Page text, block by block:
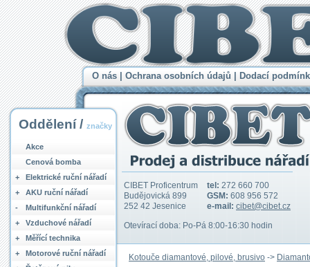
O nás Ochrana osobních údajů Dodací
CIBET Proficentrum
Budějovická 899
252 42 Jesenice
tel: 272 660 700
GSM: 608 956 572
e-mail: cibet@cibet.cz
Otevírací doba: Po-Pá 8:00-16:30 hodin
Kotouče diamantové, pilové, brusivo ->
Oddělení / značky
Akce
Cenová bomba
+
Elektrické ruční nářadí
+
AKU ruční nářadí
-
Multifunkční nářadí
+
Vzduchové nářadí
+
Měřící technika
+
Motorové ruční nářadí